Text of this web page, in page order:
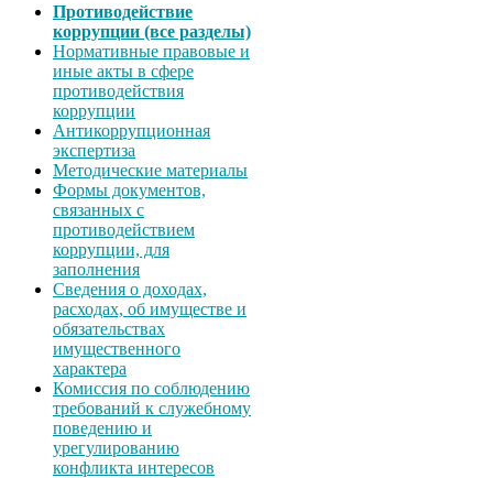
Противодействие
коррупции (все разделы)
Нормативные правовые и
иные акты в сфере
противодействия
коррупции
Антикоррупционная
экспертиза
Методические материалы
Формы документов,
связанных с
противодействием
коррупции, для
заполнения
Сведения о доходах,
расходах, об имуществе и
обязательствах
имущественного
характера
Комиссия по соблюдению
требований к служебному
поведению и
урегулированию
конфликта интересов